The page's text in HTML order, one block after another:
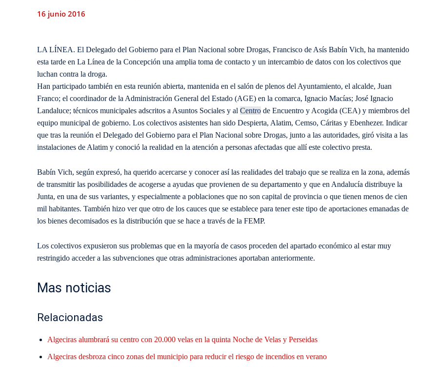
16 junio 2016
LA LÍNEA. El Delegado del Gobierno para el Plan Nacional sobre Drogas, Francisco de Asís Babín Vich, ha mantenido
esta tarde en La Línea de la Concepción una amplia toma de contacto y un intercambio de datos con los colectivos que
luchan contra la droga.
Han participado también en esta reunión abierta, mantenida en el salón de plenos del Ayuntamiento, el alcalde, Juan
Franco; el coordinador de la Administración General del Estado (AGE) en la comarca, Ignacio Macías; José Ignacio
Landaluce; técnicos municipales adscritos a Asuntos Sociales y al Centro de Encuentro y Acogida (CEA) y miembros del
equipo municipal de gobierno. Los colectivos asistentes han sido Despierta, Alatim, Cemso, Cáritas y Ebenhezer. Indicar
que tras la reunión el Delegado del Gobierno para el Plan Nacional sobre Drogas, junto a las autoridades, giró visita a las
instalaciones de Alatim y conoció la realidad en la atención a personas afectadas que allí este colectivo presta.
Babín Vich, según expresó, ha querido acercarse y conocer así las realidades del trabajo que se realiza en la zona, además
de transmitir las posibilidades de acogerse a ayudas que provienen de su departamento y que en Andalucía distribuye la
Junta, en una de sus variantes, y especialmente a poblaciones que no son capital de provincia o que tienen menos de cien
mil habitantes. También hizo ver que otro de los cauces que se establece para tener este tipo de aportaciones emanadas de
los bienes decomisados es la distribución que se hace a través de la FEMP.
Los colectivos expusieron sus problemas que en la mayoría de casos proceden del apartado económico al estar muy
restringido acceder a las subvenciones que otras administraciones aportaban anteriormente.
Mas noticias
Relacionadas
Algeciras alumbrará su centro con 20.000 velas en la quinta Noche de Velas y Perseidas
Algeciras desbroza cinco zonas del municipio para reducir el riesgo de incendios en verano